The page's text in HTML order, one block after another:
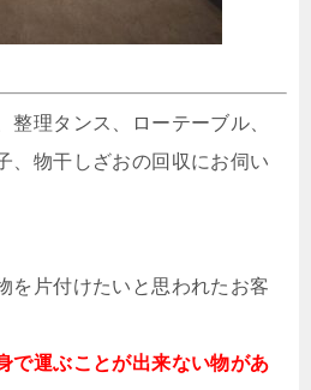
整理タンス、ローテーブル、
、物干しざおの回収にお伺い
を片付けたいと思われたお客
で運ぶことが出来ない物があ